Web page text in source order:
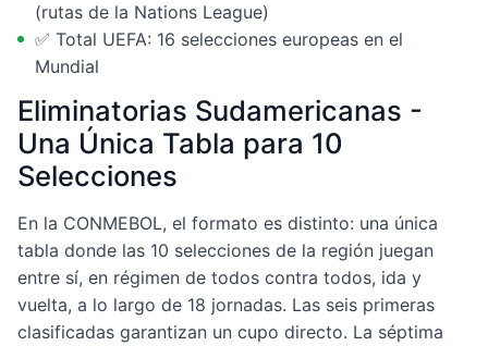
(rutas de la Nations League)
✅ Total UEFA: 16 selecciones europeas en el
Mundial
Eliminatorias Sudamericanas -
Una Única Tabla para 10
Selecciones
En la CONMEBOL, el formato es distinto: una única
tabla donde las 10 selecciones de la región juegan
entre sí, en régimen de todos contra todos, ida y
vuelta, a lo largo de 18 jornadas. Las seis primeras
clasificadas garantizan un cupo directo. La séptima